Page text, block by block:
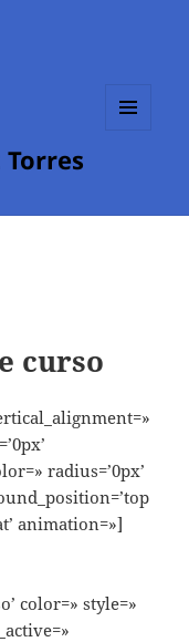
curso
radius=’0px’
animation=»]
color=» style=»